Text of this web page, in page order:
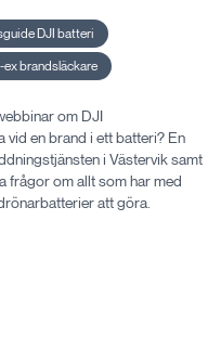
DJI batteri
brandsläckare
om DJI
vid en brand i ett batteri? En
i Västervik samt
frågor om allt som har med
att göra.